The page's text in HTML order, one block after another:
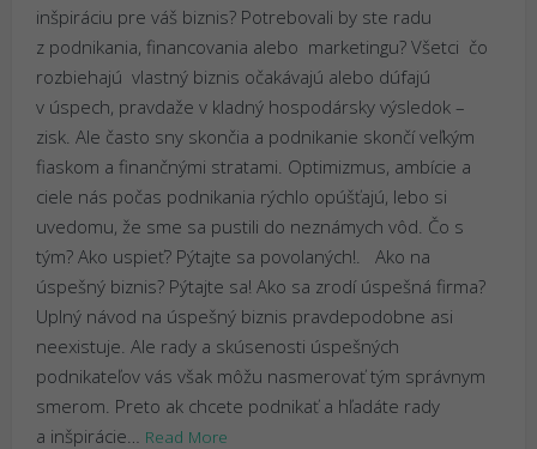
inšpiráciu pre váš biznis? Potrebovali by ste radu
z podnikania, financovania alebo marketingu? Všetci čo
rozbiehajú vlastný biznis očakávajú alebo dúfajú
v úspech, pravdaže v kladný hospodársky výsledok –
zisk. Ale často sny skončia a podnikanie skončí veľkým
fiaskom a finančnými stratami. Optimizmus, ambície a
ciele nás počas podnikania rýchlo opúšťajú, lebo si
uvedomu, že sme sa pustili do neznámych vôd. Čo s
tým? Ako uspieť? Pýtajte sa povolaných!. Ako na
úspešný biznis? Pýtajte sa! Ako sa zrodí úspešná firma?
Uplný návod na úspešný biznis pravdepodobne asi
neexistuje. Ale rady a skúsenosti úspešných
podnikateľov vás však môžu nasmerovať tým správnym
smerom. Preto ak chcete podnikať a hľadáte rady
a inšpirácie…
Read More